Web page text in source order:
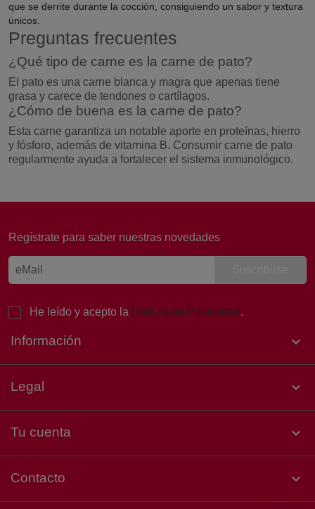
que se derrite durante la cocción, consiguiendo un sabor y textura
únicos.
Preguntas frecuentes
¿Qué tipo de carne es la carne de pato?
El pato es una carne blanca y magra que apenas tiene
grasa y carece de tendones o cartílagos.
¿Cómo de buena es la carne de pato?
Esta carne garantiza un notable aporte en proteínas, hierro
y fósforo, además de vitamina B. Consumir carne de pato
regularmente ayuda a fortalecer el sistema inmunológico.
Regístrate para saber nuestras novedades
He leído y acepto la Política de Privacidad.
Información 
Legal 
Tu cuenta 
Contacto keyboard_arrow_down
¡Buenos días! 👋 Soy Laura, de
necesitas hoy?